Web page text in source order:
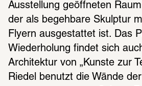
Ausstellung geöffneten
der als begehbare Skulptur
Flyern ausgestattet ist. Das
Wiederholung findet sich
Architektur von „Kunste zur
Riedel benutzt die Wände der